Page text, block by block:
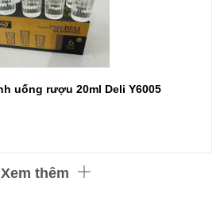
uống rượu 20ml Deli Y6005
Xem thêm